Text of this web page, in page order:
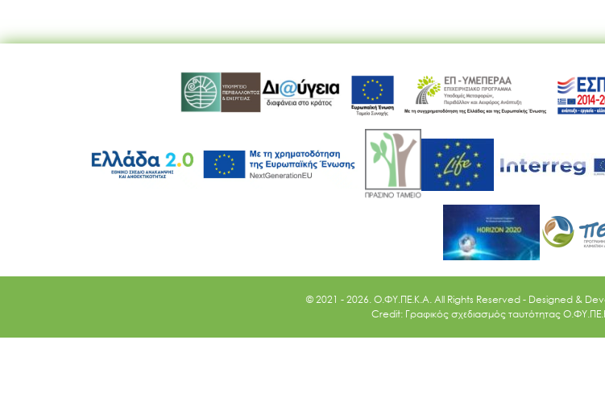
© 2021 - 2026. O.ΦΥ.ΠΕ.Κ.Α. All Rights Reserved - Designed &
Credit: Γραφικός σχεδιασμός ταυτότητας